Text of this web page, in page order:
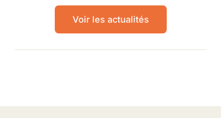
Voir les actualités